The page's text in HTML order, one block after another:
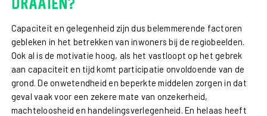
Capaciteit en gelegenheid zijn dus belemmerende factoren
gebleken in het betrekken van inwoners bij de regiobeelden.
Ook al is de motivatie hoog, als het vastloopt op het gebrek
aan capaciteit en tijd komt participatie onvoldoende van de
grond. De onwetendheid en beperkte middelen zorgen in dat
geval vaak voor een zekere mate van onzekerheid,
machteloosheid en handelingsverlegenheid. En helaas heeft